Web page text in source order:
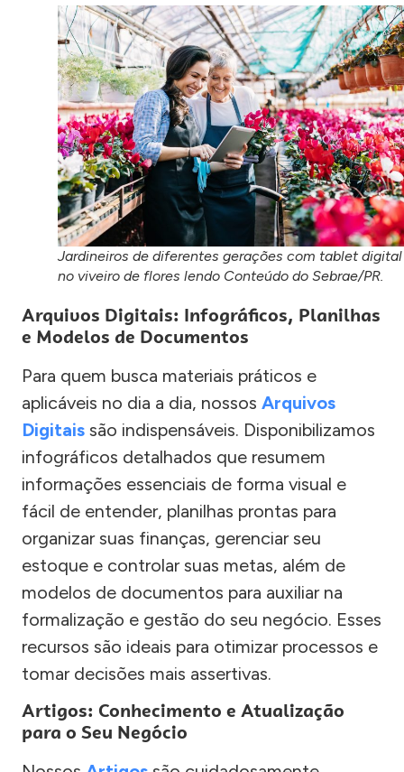
Jardineiros de diferentes gerações com tablet digital
no viveiro de flores lendo Conteúdo do Sebrae/PR.
Arquivos Digitais: Infográficos, Planilhas
e Modelos de Documentos
Para quem busca materiais práticos e
aplicáveis no dia a dia, nossos Arquivos
Digitais são indispensáveis. Disponibilizamos
infográficos detalhados que resumem
informações essenciais de forma visual e
fácil de entender, planilhas prontas para
organizar suas finanças, gerenciar seu
estoque e controlar suas metas, além de
modelos de documentos para auxiliar na
formalização e gestão do seu negócio. Esses
recursos são ideais para otimizar processos e
tomar decisões mais assertivas.
Artigos: Conhecimento e Atualização
para o Seu Negócio